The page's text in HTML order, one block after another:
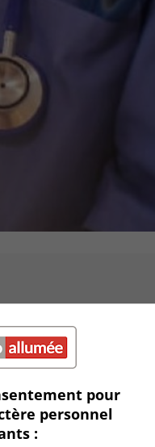
de l'Ordre des
un montant global de
Paquette, de
pour
personnel
: